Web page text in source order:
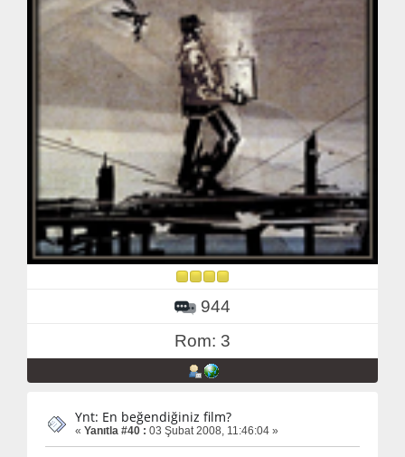
944
Rom: 3
Ynt: En beğendiğiniz film?
« Yanıtla #40 : 03 Şubat 2008, 11:46:04 »